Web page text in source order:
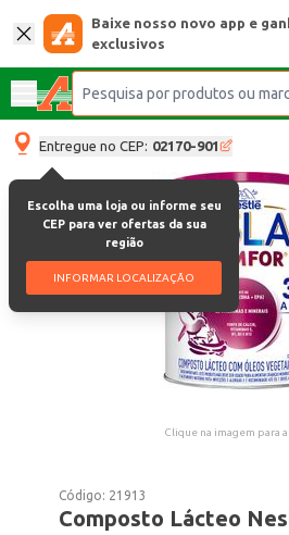
Baixe nosso novo app e
exclusivos
Entregue no CEP: 02170-901
Escolha uma loja ou informe seu
CEP para ver ofertas da sua
região
INFORMAR LOCALIZAÇÃO
Clique na imagem para
Código: 21913
Composto Lácteo